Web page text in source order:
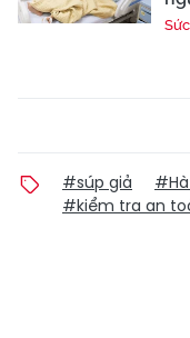
#súp giả
#kiểm tra an